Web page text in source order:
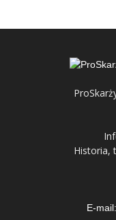
Historia,
E-mail: